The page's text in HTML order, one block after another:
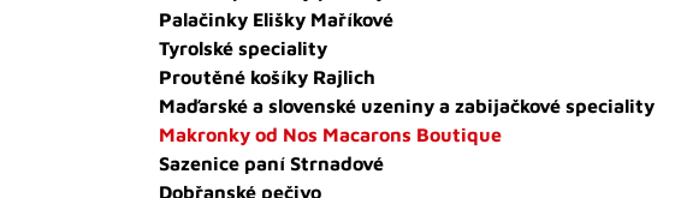
Palačinky Elišky Maříkové
Tyrolské speciality
Proutěné košíky Rajlich
Maďarské a slovenské uzeniny a zabijačkové speciality
Makronky od Nos Macarons Boutique
Sazenice paní Strnadové
Dobřanské pečivo